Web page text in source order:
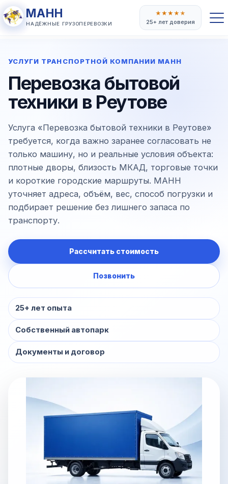
МАНН
НАДЁЖНЫЕ ГРУЗОПЕРЕВОЗКИ
★★★★★
25+ лет доверия
УСЛУГИ ТРАНСПОРТНОЙ КОМПАНИИ МАНН
Перевозка бытовой
техники в Реутове
Услуга «Перевозка бытовой техники в Реутове»
требуется, когда важно заранее согласовать не
только машину, но и реальные условия объекта:
плотные дворы, близость МКАД, торговые точки
и короткие городские маршруты. МАНН
уточняет адреса, объём, вес, способ погрузки и
подбирает решение без лишнего запаса по
транспорту.
Рассчитать стоимость
Позвонить
25+ лет опыта
Собственный автопарк
Документы и договор